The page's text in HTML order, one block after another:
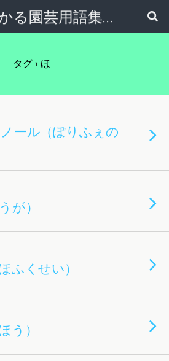
写真でわかる園芸用語集｜見て納得！かんたんガーデニング用語辞典
タグ › ほ
ール（ぽりふぇの
が）
ふくせい）
う）